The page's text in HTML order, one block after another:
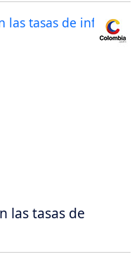
las tasas de